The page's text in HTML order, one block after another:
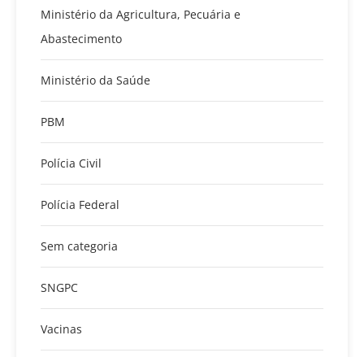
Ministério da Agricultura, Pecuária e
Abastecimento
Ministério da Saúde
PBM
Polícia Civil
Polícia Federal
Sem categoria
SNGPC
Vacinas